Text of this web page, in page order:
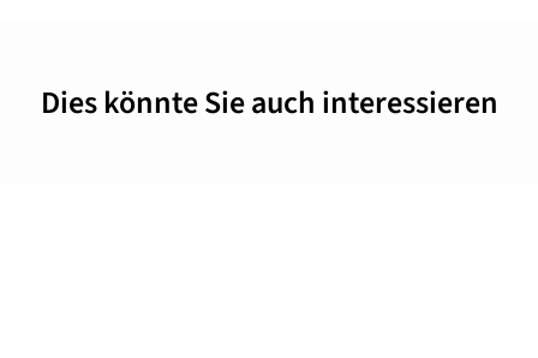
Dies könnte Sie auch interessieren